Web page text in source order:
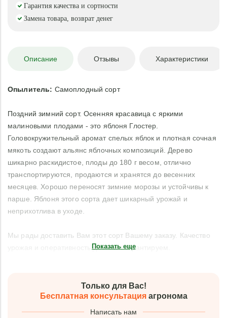
Гарантия качества и сортности
Замена товара, возврат денег
Описание Отзывы Характеристики
Опылитель: Самоплодный сорт
Поздний зимний сорт. Осенняя красавица с яркими
малиновыми плодами - это яблоня Глостер.
Головокружительный аромат спелых яблок и плотная сочная
мякоть создают альянс яблочных композиций. Дерево
шикарно раскидистое, плоды до 180 г весом, отлично
транспортируются, продаются и хранятся до весенних
месяцев. Хорошо переносят зимние морозы и устойчивы к
парше. Яблоня этого сорта дает шикарный урожай и
неприхотлива в уходе.
Мы рады доставить Вам этот сорт Вашему заказу. Качество
урожая и оперативность доставки гарантируем.
Показать еще
Только для Вас!
Бесплатная консультацияагронома
Написать нам